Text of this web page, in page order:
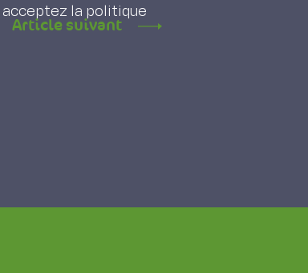
Article suivant
la politique